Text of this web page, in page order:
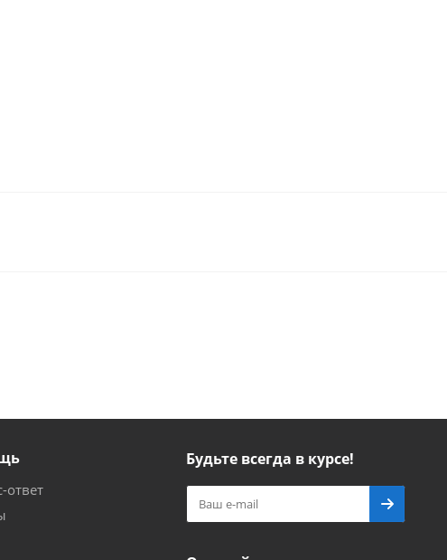
ответ
Будьте всегда в курсе!